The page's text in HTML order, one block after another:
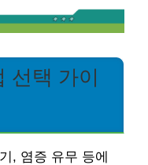
선택 가이
, 염증 유무 등에